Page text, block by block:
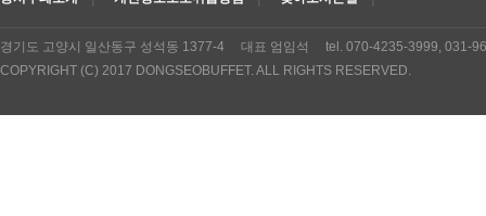
경기도 고양시 일산동구 성석동 1377-4 대표 엄임석 tel. 070-4235-3999,
COPYRIGHT (C) 2017 DONGSEOBUFFET. ALL RIGHTS RESERVED.